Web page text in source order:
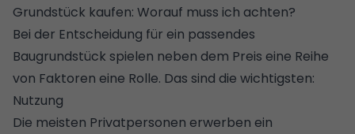
Grundstück kaufen: Worauf muss ich achten?
Bei der Entscheidung für ein passendes
Baugrundstück spielen neben dem Preis eine Reihe
von Faktoren eine Rolle. Das sind die wichtigsten:
Nutzung
Die meisten Privatpersonen erwerben ein